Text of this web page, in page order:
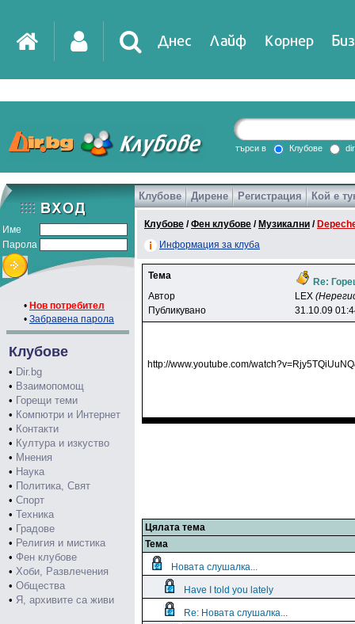
Днес Лайф Корнер
DirTV Impressio
Games
търси в Клубове
Име
Парола
• Нов потребител
• Забравена парола
Клубове
• Dir.bg
• Взаимопомощ
• Горещи теми
• Компютри и Интернет
• Контакти
• Култура и изкуство
• Мнения
• Наука
• Политика, Свят
• Спорт
• Техника
• Градове
• Религия и мистика
• Фен клубове
• Хоби, Развлечения
• Общества
• Я, архивите са живи
Клубове Дирене Регистрация Кой е
Клубове /Фен клубове / Музикални /
Информация за клуба
Тема
Re:
Автор
LEX
Публикувано
31.10.09
http://www.youtube.com/
Цялата тема
Тема
Новата слушалка...
Have I told you lately
Re: Новата слушалка...